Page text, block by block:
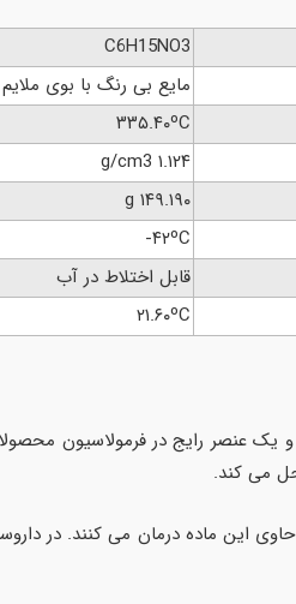
C6H15NO3
مایع بی رنگ با بوی
۳۳۵.۴۰ºC
۱.۱۲۴ g/cm3
۱۴۹.۱۹۰ g
۴۲ºC-
قابل اختلاط در آب
۲۱.۶۰ºC
می کند.
این ماده درمان می کنند. در